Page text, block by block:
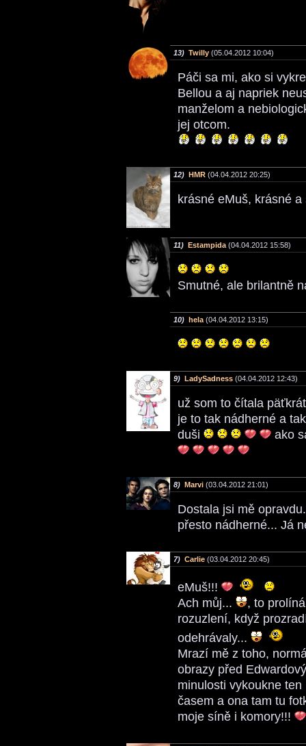
13) Twilly (05.04.2012 10:04)
Páči sa mi, ako si
Bellou a aj napriek
manželom a
jej otcom.
12) HMR (04.04.2012 20:25)
krásné eMuš, krásné a
11) Estampida(04.04.2012 15:58)
Smutné, ale brilantně
10) hela (04.04.2012 13:15)
9) LadySadness (04.04.2012 12:43)
už som to čítala
je to tak nádherné a
duši
ako
8) Marvi (03.04.2012 21:01)
Dostala jsi mě
přesto nádherné... Já
7) Carlie (03.04.2012 20:45)
eMuš!!!
Ach můj...
, to
rozuzlení, když
odehrávaly...
Mrazí mě z toho,
obrazy před
minulosti vykoukne
časem a ona tam tu
moje síně i komory!!!